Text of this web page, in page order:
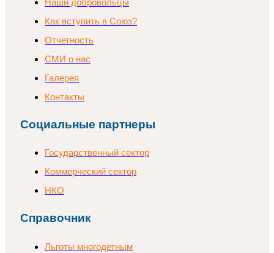
Как вступить в Союз?
Отчетность
СМИ о нас
Галерея
Контакты
Социальные партнеры
Государственный сектор
Коммерческий сектор
НКО
Справочник
Льготы многодетным